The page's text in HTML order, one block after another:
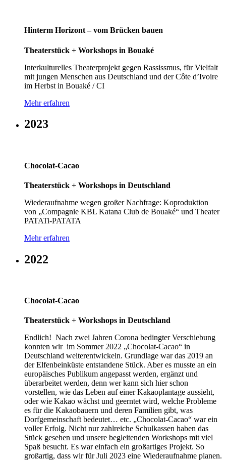
Hinterm Horizont – vom Brücken bauen
Theaterstück + Workshops in Bouaké
Interkulturelles Theaterprojekt gegen Rassissmus, für Vielfalt
mit jungen Menschen aus Deutschland und der Côte d’Ivoire
im Herbst in Bouaké / CI
Mehr erfahren
2023
Chocolat-Cacao
Theaterstück + Workshops in Deutschland
Wiederaufnahme wegen großer Nachfrage: Koproduktion
von „Compagnie KBL Katana Club de Bouaké“ und Theater
PATATi-PATATA
Mehr erfahren
2022
Chocolat-Cacao
Theaterstück + Workshops in Deutschland
Endlich! Nach zwei Jahren Corona bedingter Verschiebung
konnten wir im Sommer 2022 „Chocolat-Cacao“ in
Deutschland weiterentwickeln. Grundlage war das 2019 an
der Elfenbeinküste entstandene Stück. Aber es musste an ein
europäisches Publikum angepasst werden, ergänzt und
überarbeitet werden, denn wer kann sich hier schon
vorstellen, wie das Leben auf einer Kakaoplantage aussieht,
oder wie Kakao wächst und geerntet wird, welche Probleme
es für die Kakaobauern und deren Familien gibt, was
Dorfgemeinschaft bedeutet… etc. „Chocolat-Cacao“ war ein
voller Erfolg. Nicht nur zahlreiche Schulkassen haben das
Stück gesehen und unsere begleitenden Workshops mit viel
Spaß besucht. Es war einfach ein großartiges Projekt. So
großartig, dass wir für Juli 2023 eine Wiederaufnahme planen.